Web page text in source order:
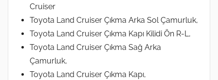
Cruiser
Toyota Land Cruiser Çıkma Arka Sol Çamurluk,
Toyota Land Cruiser Çıkma Kapı Kilidi Ön R-L,
Toyota Land Cruiser Çıkma Sağ Arka
Çamurluk,
Toyota Land Cruiser Çıkma Kapı,